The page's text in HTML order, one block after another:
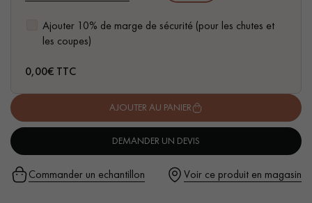
Demandez un rendez-vous personnalisé
Obtenez un devis gratuit !
Ajouter 10% de marge de sécurité (pour les chutes et
les coupes)
0,00€ TTC
AJOUTER AU PANIER
DEMANDER UN DEVIS
Voir ce produit en magasin
Commander un echantillon